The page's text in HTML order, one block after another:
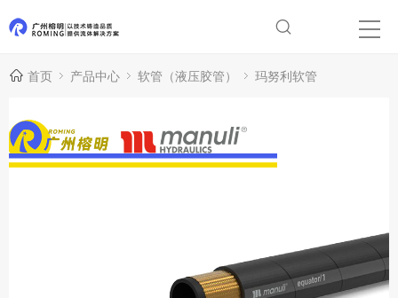
首页 产品中心 软管（液压胶管） 玛努利软管